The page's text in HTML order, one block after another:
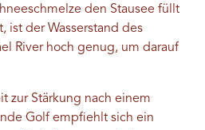
den Stausee füllt
ist der Wasserstand des
River hoch genug, um darauf
zur Stärkung nach einem
Golf empfiehlt sich ein